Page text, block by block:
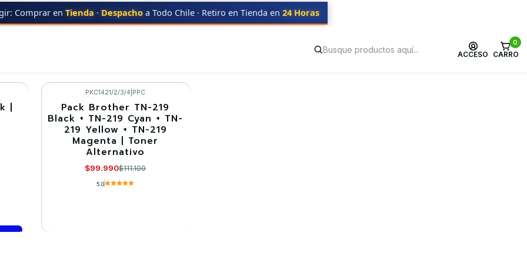
ACCESO
0
CARRO
Comprar en Tienda · Despacho a Todo Chile · Retiro en Tienda en 24 Horas
TN-219 BLACK
TN-219 BLACK
| -10%
Agotado
PKC1421/2/3/4 PPC
Pack Brother TN-219
Black + TN-219 Cyan + TN-
219 Yellow + TN-219
Magenta | Toner
Alternativo
$99.990$111.100
5.0